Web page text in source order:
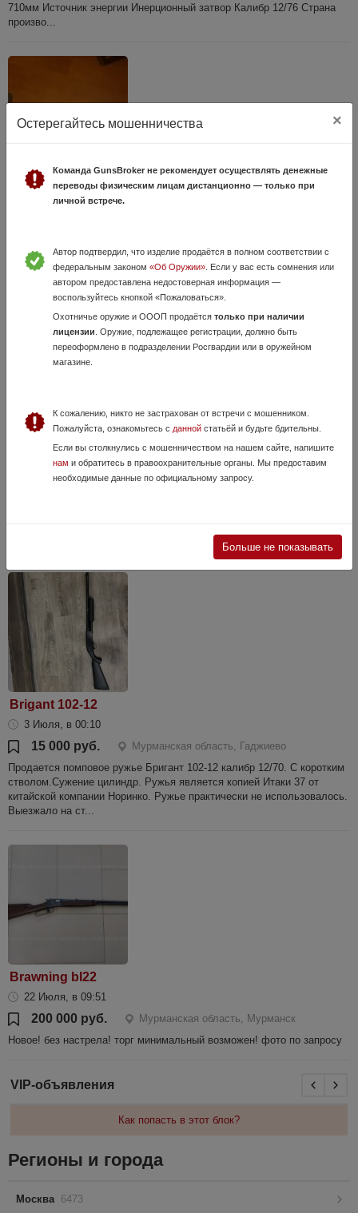
710мм Источник энергии Инерционный затвор Калибр 12/76 Страна
произво...
ОП СКС
23 Июля, в 22:28
ОП СКС . нижний на фото - Ранняя огражданка - Штифта нет -
Нарезы в норме . - Воронение + Есть звезда на коробке !! детальные
фото и подробности по запросу оригинальное дерево - (верхний тоже
Мр-155
3 Августа, в 20:02
Brigant 102-12
3 Июля, в 00:10
15 000 руб.
Мурманская область, Гаджиево
Продается помповое ружье Бригант 102-12 калибр 12/70. С коротким
стволом.Сужение цилиндр. Ружья является копией Итаки 37 от
китайской компании Норинко. Ружье практически не использовалось.
Выезжало на ст...
Brawning bl22
22 Июля, в 09:51
200 000 руб.
Мурманская область, Мурманск
Новое! без настрела! торг минимальный возможен! фото по запросу
Остерегайтесь мошенничества ×
Команда GunsBroker не рекомендует осуществлять денежные
переводы физическим лицам дистанционно — только при
личной встрече.
Автор подтвердил, что изделие продаётся в полном соответствии с
федеральным законом «Об Оружии». Если у вас есть сомнения или
автором предоставлена недостоверная информация —
воспользуйтесь кнопкой «Пожаловаться».
Охотничье оружие и ОООП продаётся только при наличии
лицензии . Оружие, подлежащее регистрации, должно быть
переоформлено в подразделении Росгвардии или в оружейном
магазине.
К сожалению, никто не застрахован от встречи с мошенником.
Пожалуйста, ознакомьтесь с даннойстатьёй и будьте бдительны.
Если вы столкнулись с мошенничеством на нашем сайте, напишите
нам и обратитесь в правоохранительные органы. Мы предоставим
необходимые данные по официальному запросу.
Больше не показывать
VIP-объявления
Как попасть в этот блок?
Регионы и города
Москва 6473